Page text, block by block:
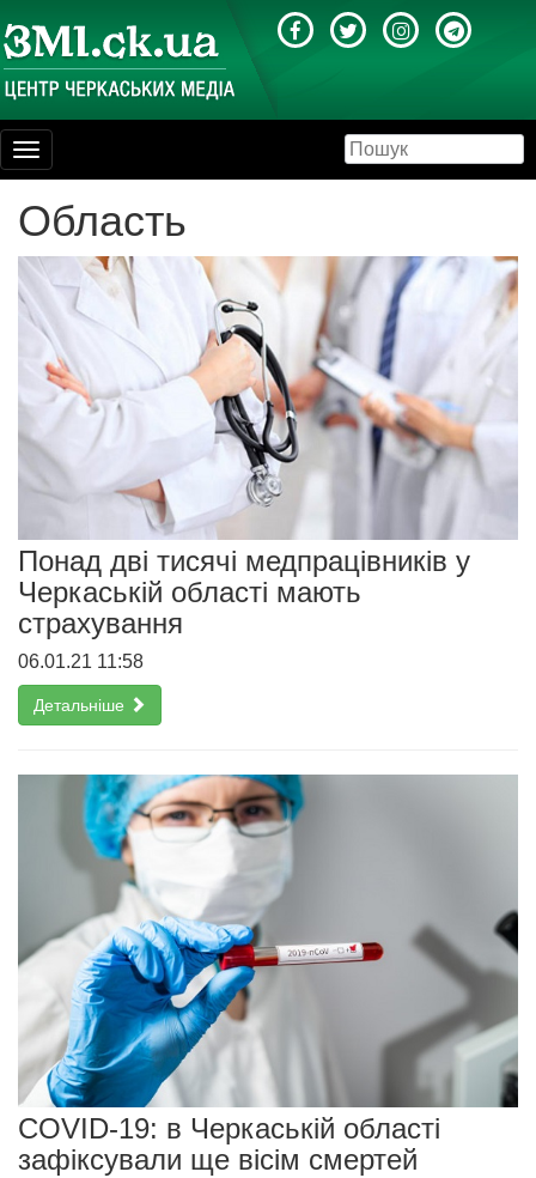
Toggle
navigation
Область
Понад дві тисячі медпрацівників у
Черкаській області мають
страхування
06.01.21 11:58
Детальніше
COVID-19: в Черкаській області
зафіксували ще вісім смертей